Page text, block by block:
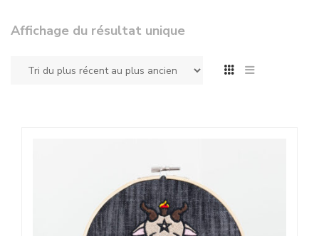
Affichage du résultat unique